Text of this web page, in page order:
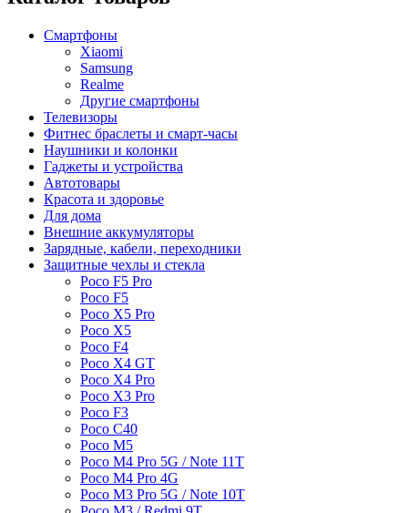
Смартфоны
Xiaomi
Samsung
Realme
Другие смартфоны
Телевизоры
Фитнес браслеты и смарт-часы
Наушники и колонки
Гаджеты и устройства
Автотовары
Красота и здоровье
Для дома
Внешние аккумуляторы
Зарядные, кабели, переходники
Защитные чехлы и стекла
Poco F5 Pro
Poco F5
Poco X5 Pro
Poco X5
Poco F4
Poco X4 GT
Poco X4 Pro
Poco X3 Pro
Poco F3
Poco C40
Poco M5
Poco M4 Pro 5G / Note 11T
Poco M4 Pro 4G
Poco M3 Pro 5G / Note 10T